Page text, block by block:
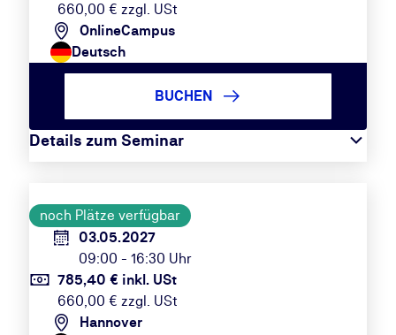
660,00 € zzgl. USt
OnlineCampus
Deutsch
Details zum Seminar
BUCHEN
noch Plätze verfügbar
03.05.2027
09:00 - 16:30 Uhr
785,40 € inkl. USt
660,00 € zzgl. USt
Hannover